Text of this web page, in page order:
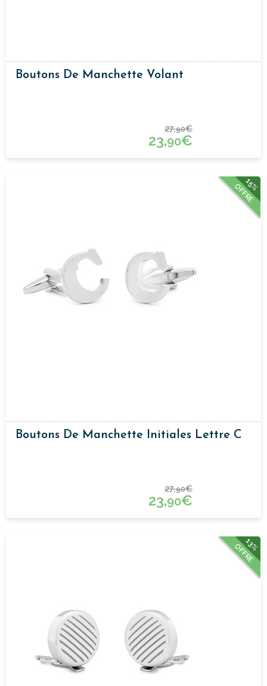
Boutons De Manchette Volant
27,90€
23,90€
15%
OFFRE
Boutons De Manchette Initiales Lettre C
27,90€
23,90€
13%
OFFRE